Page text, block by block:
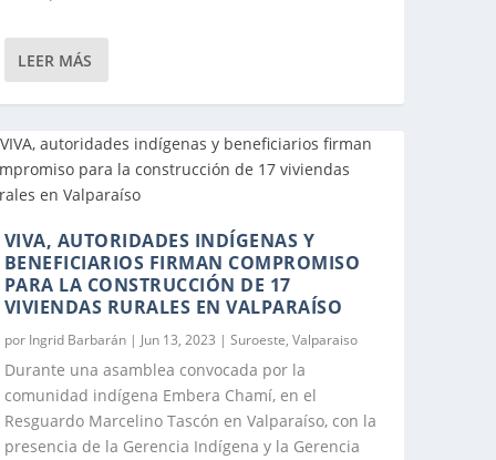
LEER MÁS
VIVA, AUTORIDADES INDÍGENAS Y
BENEFICIARIOS FIRMAN COMPROMISO
PARA LA CONSTRUCCIÓN DE 17
VIVIENDAS RURALES EN VALPARAÍSO
por Ingrid Barbarán| Jun 13, 2023 | Suroeste, Valparaiso
Durante una asamblea convocada por la
comunidad indígena Embera Chamí, en el
Resguardo Marcelino Tascón en Valparaíso, con la
presencia de la Gerencia Indígena y la Gerencia